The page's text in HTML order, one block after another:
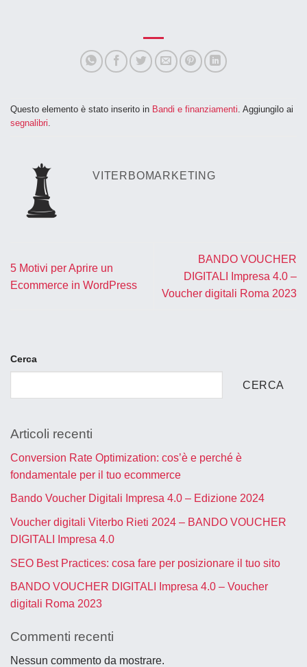
Questo elemento è stato inserito in Bandi e finanziamenti. Aggiungilo ai
segnalibri.
VITERBOMARKETING
5 Motivi per Aprire un
Ecommerce in WordPress
BANDO VOUCHER
DIGITALI Impresa 4.0 –
Voucher digitali Roma 2023
Cerca
CERCA
Articoli recenti
Conversion Rate Optimization: cos’è e perché è
fondamentale per il tuo ecommerce
Bando Voucher Digitali Impresa 4.0 – Edizione 2024
Voucher digitali Viterbo Rieti 2024 – BANDO VOUCHER
DIGITALI Impresa 4.0
SEO Best Practices: cosa fare per posizionare il tuo sito
BANDO VOUCHER DIGITALI Impresa 4.0 – Voucher
digitali Roma 2023
Commenti recenti
Nessun commento da mostrare.